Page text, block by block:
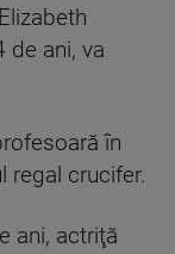
de ani, va
în
regal crucifer.
ani, actriţă